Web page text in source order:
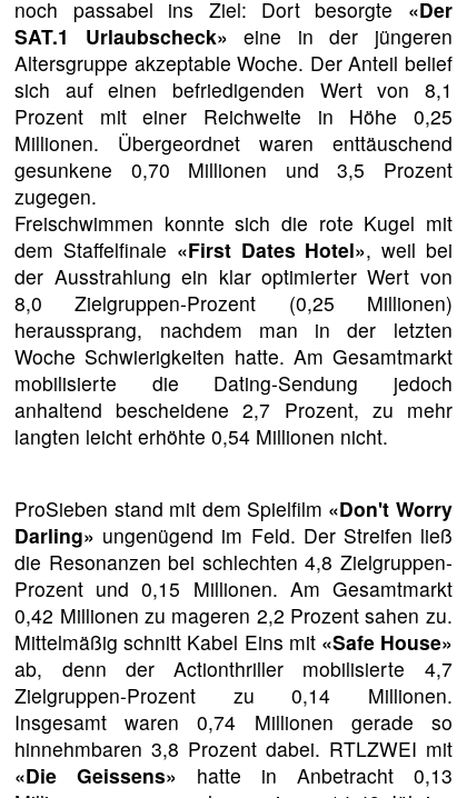
noch passabel ins Ziel: Dort besorgte «Der
SAT.1 Urlaubscheck» eine in der jüngeren
Altersgruppe akzeptable Woche. Der Anteil belief
sich auf einen befriedigenden Wert von 8,1
Prozent mit einer Reichweite in Höhe 0,25
Millionen. Übergeordnet waren enttäuschend
gesunkene 0,70 Millionen und 3,5 Prozent
zugegen.
Freischwimmen konnte sich die rote Kugel mit
dem Staffelfinale «First Dates Hotel», weil bei
der Ausstrahlung ein klar optimierter Wert von
8,0 Zielgruppen-Prozent (0,25 Millionen)
heraussprang, nachdem man in der letzten
Woche Schwierigkeiten hatte. Am Gesamtmarkt
mobilisierte die Dating-Sendung jedoch
anhaltend bescheidene 2,7 Prozent, zu mehr
langten leicht erhöhte 0,54 Millionen nicht.
ProSieben stand mit dem Spielfilm «Don't Worry
Darling» ungenügend im Feld. Der Streifen ließ
die Resonanzen bei schlechten 4,8 Zielgruppen-
Prozent und 0,15 Millionen. Am Gesamtmarkt
0,42 Millionen zu mageren 2,2 Prozent sahen zu.
Mittelmäßig schnitt Kabel Eins mit «Safe House»
ab, denn der Actionthriller mobilisierte 4,7
Zielgruppen-Prozent zu 0,14 Millionen.
Insgesamt waren 0,74 Millionen gerade so
hinnehmbaren 3,8 Prozent dabei. RTLZWEI mit
«Die Geissens» hatte in Anbetracht 0,13